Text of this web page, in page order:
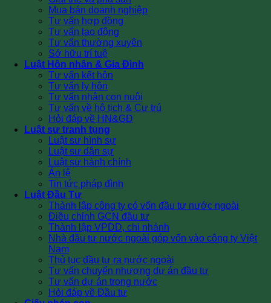
Mua bán doanh nghiệp
Tư vấn hợp đồng
Tư vấn lao động
Tư vấn thường xuyên
Sở hữu trí tuệ
Luật Hôn nhân & Gia Đình
Tư vấn kết hôn
Tư vấn ly hôn
Tư vấn nhận con nuôi
Tư vấn về hộ tịch & Cư trú
Hỏi đáp về HN&GĐ
Luật sư tranh tụng
Luật sư hình sự
Luật sư dân sự
Luật sư hành chính
Án lệ
Tin tức pháp đình
Luật Đầu Tư
Thành lập công ty có vốn đầu tư nước ngoài
Điều chỉnh GCN đầu tư
Thành lập VPDD, chi nhánh
Nhà đầu tư nước ngoài góp vốn vào công ty Việt
Nam
Thủ tục đầu tư ra nước ngoài
Tư vấn chuyển nhượng dự án đầu tư
Tư vấn dự án trong nước
Hỏi đáp về Đầu tư